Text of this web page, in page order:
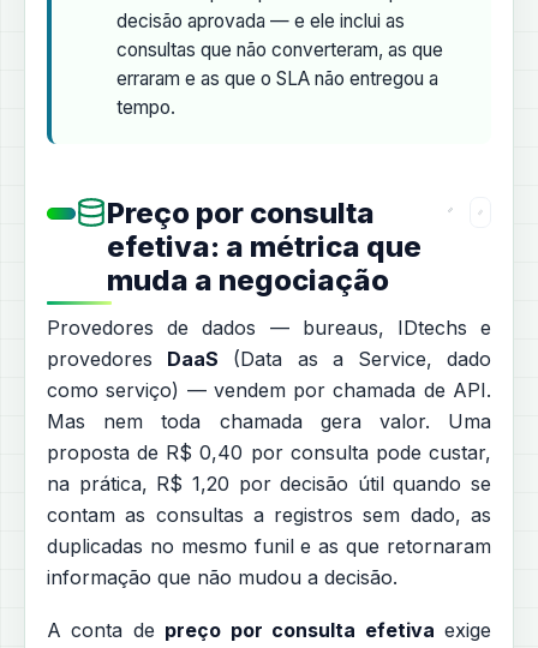
decisão aprovada — e ele inclui as
consultas que não converteram, as que
erraram e as que o SLA não entregou a
tempo.
Preço por consulta
efetiva: a métrica que
muda a negociação
Provedores de dados — bureaus, IDtechs e
provedores DaaS (Data as a Service, dado
como serviço) — vendem por chamada de API.
Mas nem toda chamada gera valor. Uma
proposta de R$ 0,40 por consulta pode custar,
na prática, R$ 1,20 por decisão útil quando se
contam as consultas a registros sem dado, as
duplicadas no mesmo funil e as que retornaram
informação que não mudou a decisão.
A conta de preço por consulta efetiva exige